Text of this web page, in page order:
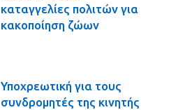
καταγγελίες πολιτών για
κακοποίηση ζώων
Υποχρεωτική για τους
συνδρομητές της κινητής